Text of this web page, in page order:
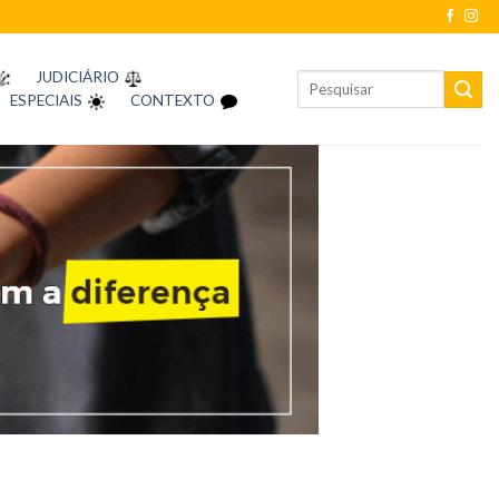
JUDICIÁRIO
ESPECIAIS
CONTEXTO